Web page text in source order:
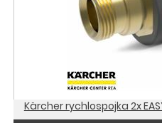
Kärcher rychlospojka 2x